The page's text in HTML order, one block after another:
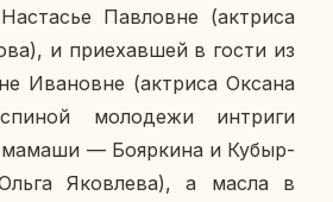
Пав­ловне (ак­три­са
и при­е­хав­шей в гости из
Ива­новне (ак­три­са Оксана
мо­ло­де­жи ин­три­ги
мамаши — Бо­яр­ки­на и Ку­быр­
Яко­вле­ва), а масла в